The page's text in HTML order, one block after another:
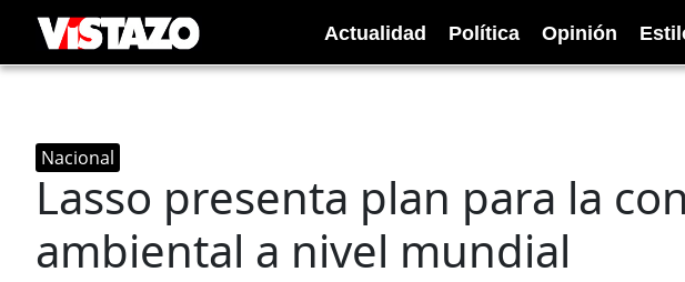
Actualidad Política Opinión
Nacional
Lasso presenta plan para la
ambiental a nivel mundial